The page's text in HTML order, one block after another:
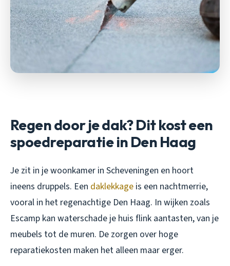
Regen door je dak? Dit kost een
spoedreparatie in Den Haag
Je zit in je woonkamer in Scheveningen en hoort
ineens druppels. Een daklekkage is een nachtmerrie,
vooral in het regenachtige Den Haag. In wijken zoals
Escamp kan waterschade je huis flink aantasten, van je
meubels tot de muren. De zorgen over hoge
reparatiekosten maken het alleen maar erger.